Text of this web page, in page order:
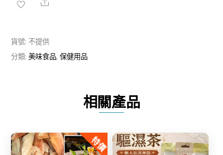
家
福
Share
貨號: 不提供
分類:美味食品,保健用品
相關產品
特價